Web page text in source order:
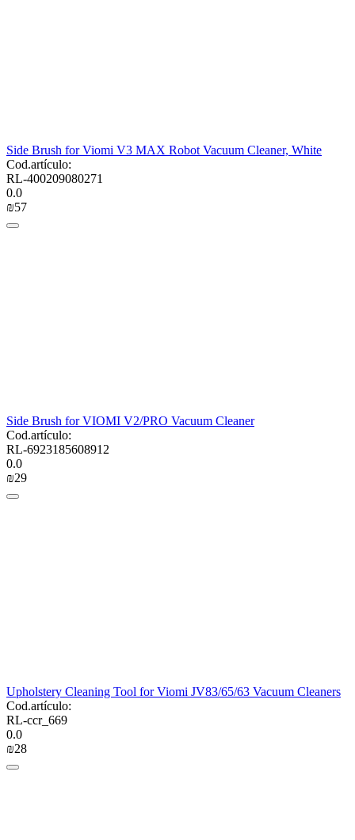
Side Brush for Viomi V3 MAX Robot Vacuum Cleaner, White
Cod.artículo:
RL-400209080271
0.0
₪‍57‍
Side Brush for VIOMI V2/PRO Vacuum Cleaner
Cod.artículo:
RL-6923185608912
0.0
₪‍29‍
Upholstery Cleaning Tool for Viomi JV83/65/63 Vacuum Cleaners
Cod.artículo:
RL-ccr_669
0.0
₪‍28‍